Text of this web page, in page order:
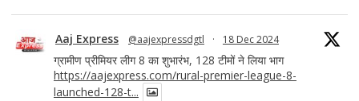
Aaj Express @aajexpressdgtl · 18 Dec 2024
ग्रामीण प्रीमियर लीग 8 का शुभारंभ, 128 टीमों ने लिया भाग
https://aajexpress.com/rural-premier-league-8-
launched-128-t...